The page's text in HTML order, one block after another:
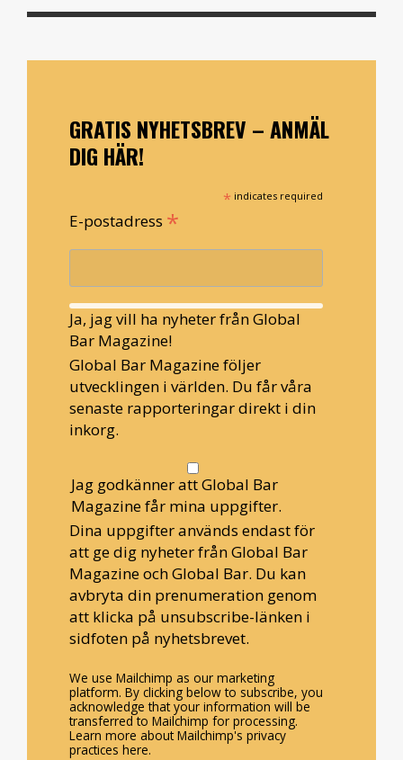
GRATIS NYHETSBREV – ANMÄL
DIG HÄR!
* indicates required
E-postadress *
Ja, jag vill ha nyheter från Global
Bar Magazine!
Global Bar Magazine följer
utvecklingen i världen. Du får våra
senaste rapporteringar direkt i din
inkorg.
Jag godkänner att Global Bar
Magazine får mina uppgifter.
Dina uppgifter används endast för
att ge dig nyheter från Global Bar
Magazine och Global Bar. Du kan
avbryta din prenumeration genom
att klicka på unsubscribe-länken i
sidfoten på nyhetsbrevet.
We use Mailchimp as our marketing
platform. By clicking below to subscribe, you
acknowledge that your information will be
transferred to Mailchimp for processing.
Learn more about Mailchimp's privacy
practices here.